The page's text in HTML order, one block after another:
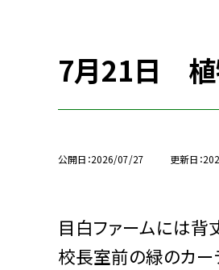
7月21日 植
公開日 2026/07/27 更新日
目白ファームには背
校長室前の緑のカー